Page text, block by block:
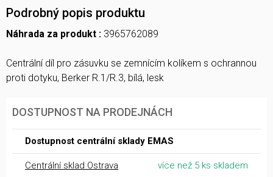
Podrobný popis produktu
Náhrada za produkt : 3965762089
Centrální díl pro zásuvku se zemnícím kolíkem s ochrannou
proti dotyku, Berker R.1/R.3, bílá, lesk
DOSTUPNOST NA PRODEJNÁCH
Dostupnost centrální sklady EMAS
Centrální sklad Ostrava více než 5 ks skladem